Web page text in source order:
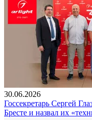
30.06.2026
Госсекретарь Сергей
Бресте и назвал их